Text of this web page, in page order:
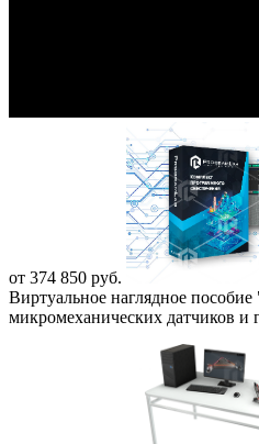
от 374 850 руб.
Виртуальное наглядное пособие
микромеханических датчиков и